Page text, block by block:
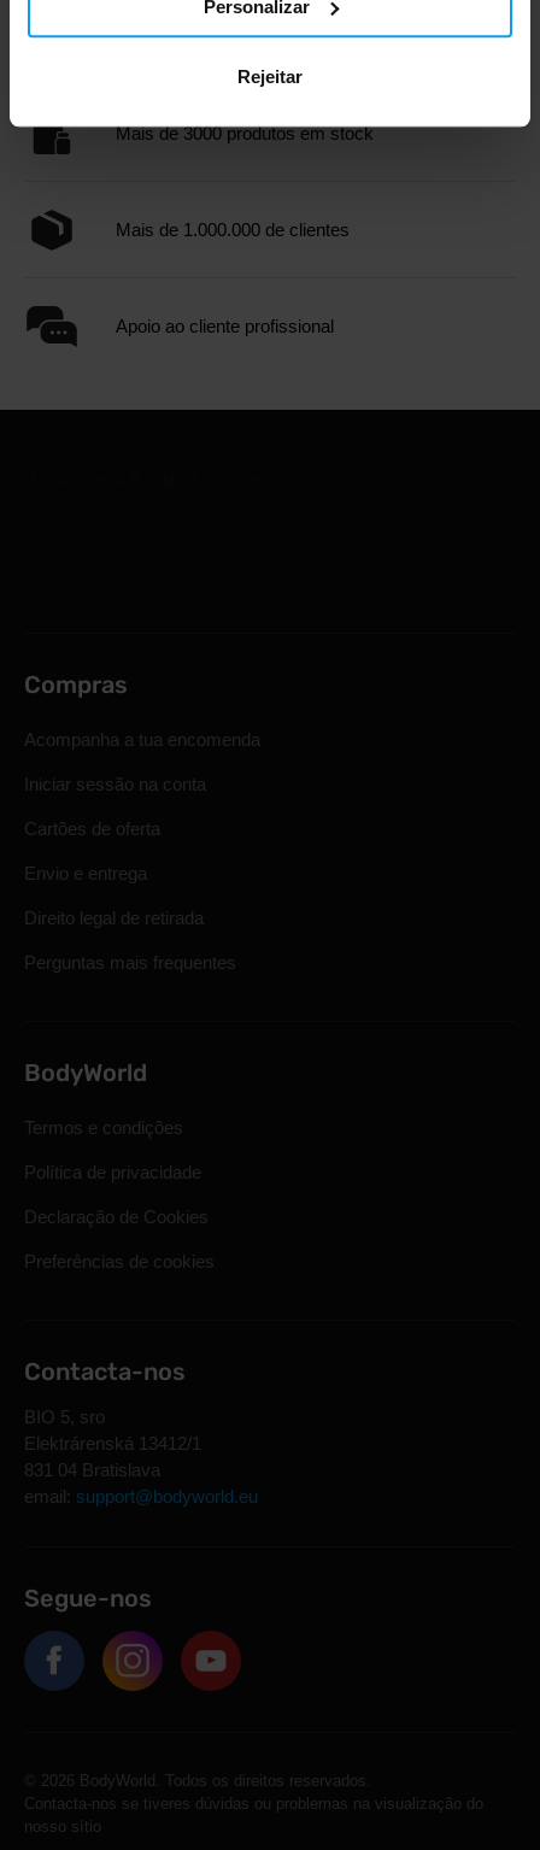
Personalizar
Rejeitar
Envio rápido
Mais de 3000 produtos em stock
Mais de 1.000.000 de clientes
Apoio ao cliente profissional
Compras
Acompanha a tua encomenda
Iniciar sessão na conta
Cartões de oferta
Envio e entrega
Direito legal de retirada
Perguntas mais frequentes
BodyWorld
Termos e condições
Política de privacidade
Declaração de Cookies
Preferências de cookies
Contacta-nos
BIO 5, sro
Elektrárenská 13412/1
831 04 Bratislava
email: support@bodyworld.eu
Segue-nos
© 2026 BodyWorld. Todos os direitos reservados.
Contacta-nos se tiveres dúvidas ou problemas na visualização do
nosso sítio